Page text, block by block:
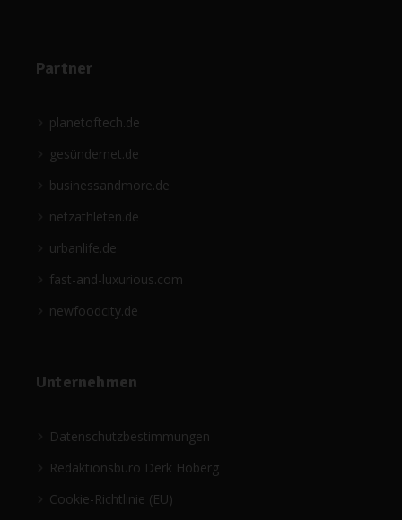
Partner
planetoftech.de
gesündernet.de
businessandmore.de
netzathleten.de
urbanlife.de
fast-and-luxurious.com
newfoodcity.de
Unternehmen
Datenschutzbestimmungen
Redaktionsbüro Derk Hoberg
Cookie-Richtlinie (EU)